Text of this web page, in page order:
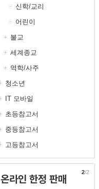
신학/교리
어린이
불교
세계종교
역학/사주
청소년
IT 모바일
초등참고서
중등참고서
고등참고서
온라인 한정 판매
2/2